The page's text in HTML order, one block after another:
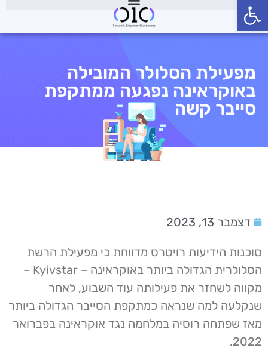
פתח סרגל נגישות
מפעילת הסלולר המובילה
באוקראינה נפגעה ממתקפת
סייבר קשה
דצמבר 13, 2023
סוכנות הידיעות רויטרס מדווחת כי מפעילת הרשת
הסלולרית הגדולה ביותר באוקראינה – Kyivstar –
מקווה לשחזר את פעילותה עוד השבוע, לאחר
שנקלעה למה שנראה כמתקפת הסייבר הגדולה ביותר
מאז שפתחה רוסיה במלחמה נגד אוקראינה בפברואר
2022.